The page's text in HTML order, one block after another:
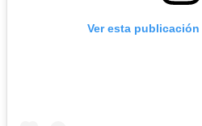
Ver esta